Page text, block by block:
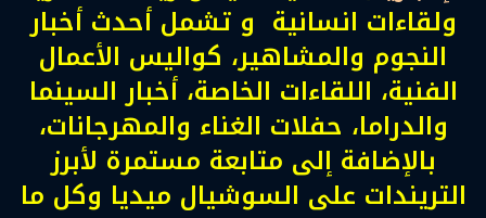
ولقاءات انسانية و تشمل أحدث أخبار
النجوم والمشاهير، كواليس الأعمال
الفنية، اللقاءات الخاصة، أخبار السينما
والدراما، حفلات الغناء والمهرجانات،
بالإضافة إلى متابعة مستمرة لأبرز
التريندات على السوشيال ميديا وكل ما